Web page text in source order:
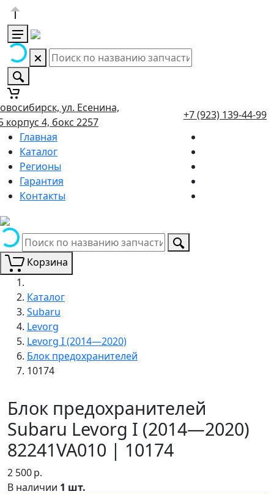
ул. Есенина,
корпус 4, бокс 2257
+7 (923) 139-44-99
Главная
Каталог
Регионы
Гарантия
Контакты
Корзина
Каталог
Subaru
Levorg
Levorg I (2014—2020)
Блок предохранителей
10174
Блок предохранителей
Subaru Levorg I (2014—2020)
82241VA010 | 10174
2 500р.
В наличии 1 шт.